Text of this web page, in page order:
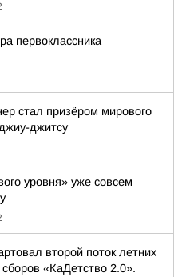
первоклассника
стал призёром мирового
джитсу
уровня» уже совсем
второй поток летних
сборов «КаДетство 2.0».